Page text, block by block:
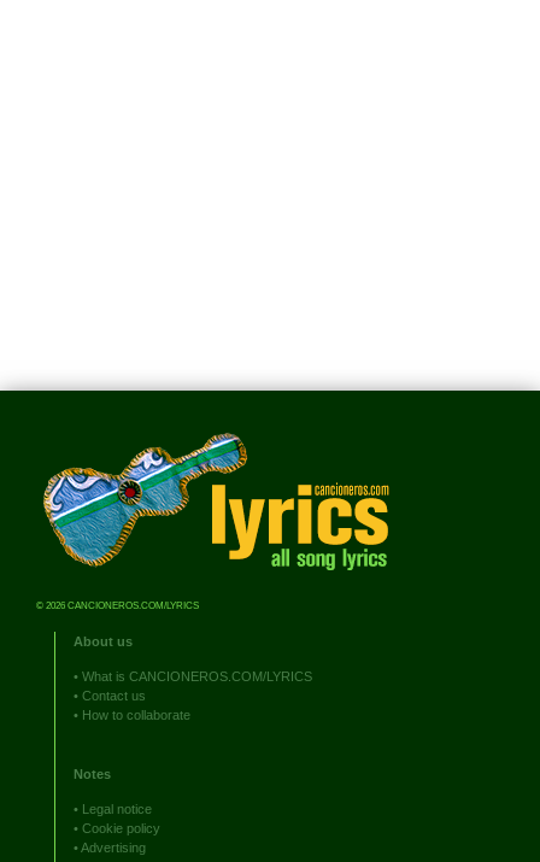
© 2026 CANCIONEROS.COM/LYRICS
About us
• What is CANCIONEROS.COM/LYRICS
• Contact us
• How to collaborate
Notes
• Legal notice
• Cookie policy
•Advertising